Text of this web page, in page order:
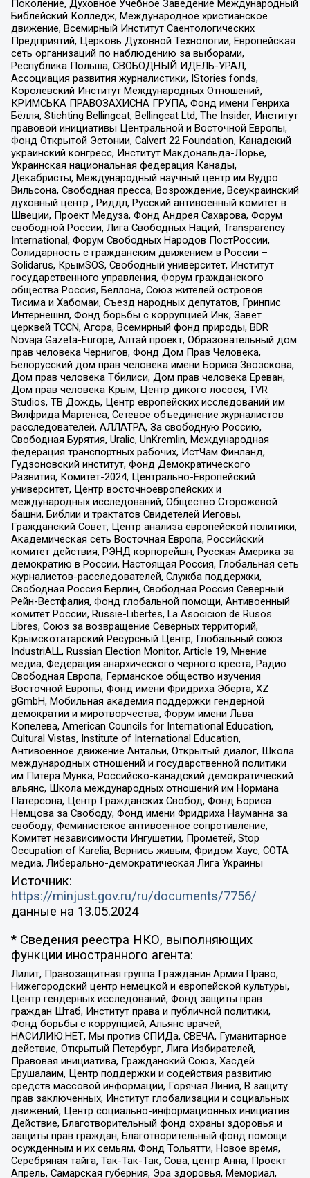
Поколение, Духовное Учебное Заведение Международный
Библейский Колледж, Международное христианское
движение, Всемирный Институт Саентологических
Предприятий, Церковь Духовной Технологии, Европейская
сеть организаций по наблюдению за выборами,
Республика Польша, СВОБОДНЫЙ ИДЕЛЬ-УРАЛ,
Ассоциация развития журналистики, IStories fonds,
Королевский Институт Международных Отношений,
КРИМСЬКА ПРАВОЗАХИСНА ГРУПА, Фонд имени Генриха
Бёлля, Stichting Bellingcat, Bellingcat Ltd, The Insider, Институт
правовой инициативы Центральной и Восточной Европы,
Фонд Открытой Эстонии, Calvert 22 Foundation, Канадский
украинский конгресс, Институт Макдональда-Лорье,
Украинская национальная федерация Канады,
Декабристы, Международный научный центр им Вудро
Вильсона, Свободная пресса, Возрождение, Всеукраинский
духовный центр , Риддл, Русский антивоенный комитет в
Швеции, Проект Медуза, Фонд Андрея Сахарова, Форум
свободной России, Лига Свободных Наций, Transparеncy
International, Форум Свободных Народов ПостРоссии,
Солидарность с гражданским движением в России –
Solidarus, КрымSOS, Свободный университет, Институт
государственного управления, Форум гражданского
общества Россия, Беллона, Союз жителей островов
Тисима и Хабомаи, Съезд народных депутатов, Гринпис
Интернешнл, Фонд борьбы с коррупцией Инк, Завет
церквей TCCN, Агора, Всемирный фонд природы, BDR
Novaja Gazeta-Europe, Алтай проект, Образовательный дом
прав человека Чернигов, Фонд Дом Прав Человека,
Белорусский дом прав человека имени Бориса Звозскова,
Дом прав человека Тбилиси, Дом прав человека Ереван,
Дом прав человека Крым, Центр дикого лосося, TVR
Studios, ТВ Дождь, Центр европейских исследований им
Вилфрида Мартенса, Сетевое объединение журналистов
расследователей, АЛЛАТРА, За свободную Россию,
Свободная Бурятия, Uralic, UnKremlin, Международная
федерация транспортных рабочих, ИстЧам Финланд,
Гудзоновский институт, Фонд Демократического
Развития, Комитет-2024, Центрально-Европейский
университет, Центр восточноевропейских и
международных исследований, Общество Сторожевой
башни, Библии и трактатов Свидетелей Иеговы,
Гражданский Совет, Центр анализа европейской политики,
Академическая сеть Восточная Европа, Российский
комитет действия, РЭНД корпорейшн, Русская Америка за
демократию в России, Настоящая Россия, Глобальная сеть
журналистов-расследователей, Служба поддержки,
Свободная Россия Берлин, Свободная Россия Северный
Рейн-Вестфалия, Фонд глобальной помощи, Антивоенный
комитет России, Russie-Libertes, La Asocicion de Rusos
Libres, Союз за возвращение Северных территорий,
Крымскотатарский Ресурсный Центр, Глобальный союз
IndustriALL, Russian Election Monitor, Article 19, Мнение
медиа, Федерация анархического черного креста, Радио
Свободная Европа, Германское общество изучения
Восточной Европы, Фонд имени Фридриха Эберта, XZ
gGmbH, Мобильная академия поддержки гендерной
демократии и миротворчества, Форум имени Льва
Копелева, American Councils for International Education,
Cultural Vistas, Institute of International Education,
Антивоенное движение Антальи, Открытый диалог, Школа
международных отношений и государственной политики
им Питера Мунка, Российско-канадский демократический
альянс, Школа международных отношений им Нормана
Патерсона, Центр Гражданских Свобод, Фонд Бориса
Немцова за Свободу, Фонд имени Фридриха Науманна за
свободу, Феминистское антивоенное сопротивление,
Комитет независимости Ингушетии, Прометей, Stop
Occupation of Karelia, Вернись живым, Фридом Хаус, СОТА
медиа, Либерально-демократическая Лига Украины
Источник:
https://minjust.gov.ru/ru/documents/7756/
данные на 13.05.2024
* Сведения реестра НКО, выполняющих
функции иностранного агента:
Лилит, Правозащитная группа Гражданин.Армия.Право,
Нижегородский центр немецкой и европейской культуры,
Центр гендерных исследований, Фонд защиты прав
граждан Штаб, Институт права и публичной политики,
Фонд борьбы с коррупцией, Альянс врачей,
НАСИЛИЮ.НЕТ, Мы против СПИДа, СВЕЧА, Гуманитарное
действие, Открытый Петербург, Лига Избирателей,
Правовая инициатива, Гражданский Союз, Хасдей
Ерушалаим, Центр поддержки и содействия развитию
средств массовой информации, Горячая Линия, В защиту
прав заключенных, Институт глобализации и социальных
движений, Центр социально-информационных инициатив
Действие, Благотворительный фонд охраны здоровья и
защиты прав граждан, Благотворительный фонд помощи
осужденным и их семьям, Фонд Тольятти, Новое время,
Серебряная тайга, Так-Так-Так, Сова, центр Анна, Проект
Апрель, Самарская губерния, Эра здоровья, Мемориал,